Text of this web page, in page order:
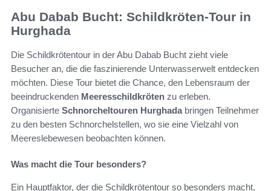
Abu Dabab Bucht: Schildkröten-Tour in
Hurghada
Die Schildkrötentour in der Abu Dabab Bucht zieht viele
Besucher an, die die faszinierende Unterwasserwelt entdecken
möchten. Diese Tour bietet die Chance, den Lebensraum der
beeindruckenden Meeresschildkröten zu erleben.
Organisierte Schnorcheltouren Hurghadabringen Teilnehmer
zu den besten Schnorchelstellen, wo sie eine Vielzahl von
Meereslebewesen beobachten können.
Was macht die Tour besonders?
Ein Hauptfaktor, der die Schildkrötentour so besonders macht,